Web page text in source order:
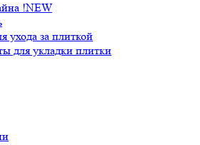
!NEW
ухода за плиткой
для укладки плитки